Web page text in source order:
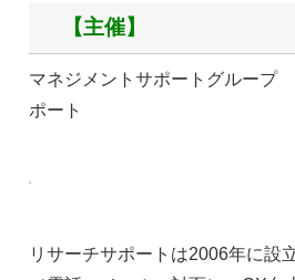
【主催】
マネジメントサポートグループ
ポート
リサーチサポートは2006年に設